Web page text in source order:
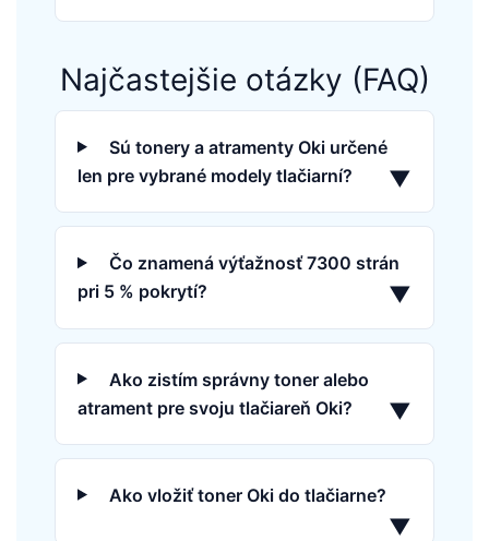
Najčastejšie otázky (FAQ)
Sú tonery a atramenty Oki určené
len pre vybrané modely tlačiarní?
▼
Čo znamená výťažnosť 7300 strán
pri 5 % pokrytí?
▼
Ako zistím správny toner alebo
atrament pre svoju tlačiareň Oki?
▼
Ako vložiť toner Oki do tlačiarne?
▼